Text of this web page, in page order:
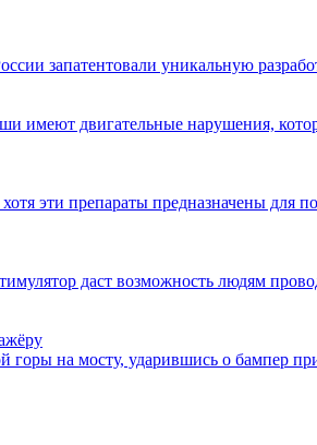
запатентовали уникальную
имеют двигательные нарушения,
эти препараты предназначены для
даст возможность людям
горы на мосту, ударившись о бампер